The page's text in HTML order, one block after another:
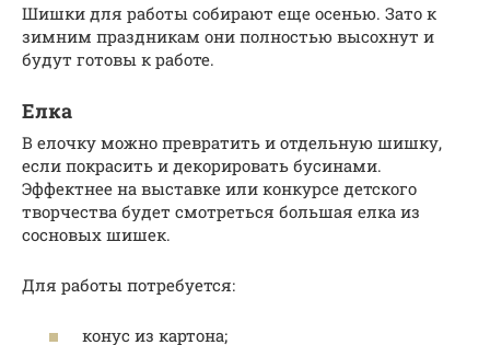
Шишки для работы собирают еще осенью. Зато к
зимним праздникам они полностью высохнут и
будут готовы к работе.
Елка
В елочку можно превратить и отдельную шишку,
если покрасить и декорировать бусинами.
Эффектнее на выставке или конкурсе детского
творчества будет смотреться большая елка из
сосновых шишек.
Для работы потребуется:
конус из картона;